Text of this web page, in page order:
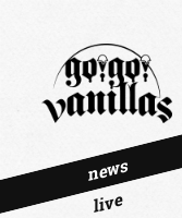
news
live